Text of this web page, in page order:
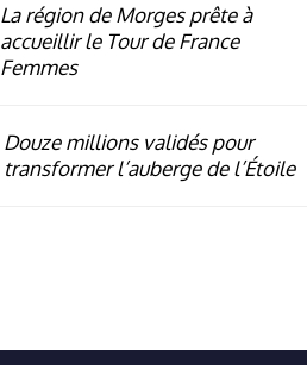
La région de Morges prête à
accueillir le Tour de France
Femmes
Douze millions validés pour
transformer l’auberge de l’Étoile